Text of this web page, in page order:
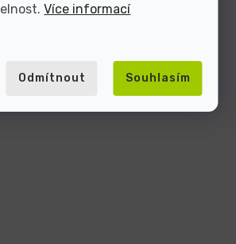
Více informací
Odmítnout Souhlasím